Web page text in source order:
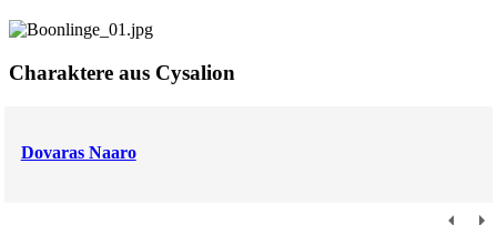
Charaktere aus Cysalion
Dovaras Naaro